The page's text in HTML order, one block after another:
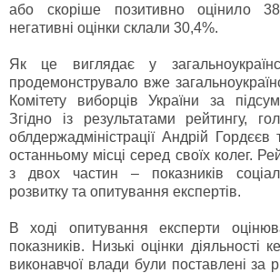
або скоріше позитивно оцінило
негативні оцінки склали 30,4%.
Як це виглядає у
продемонструвало вже
Комітету виборців України за
Згідно із результатами рейтингу,
облдержадміністрації Андрій
останньому місці серед своїх колег.
з двох частин – показників
розвитку та опитування експертів.
В ході опитування експерти
показників. Низькі оцінки діяльності
виконавчої влади були поставлені за